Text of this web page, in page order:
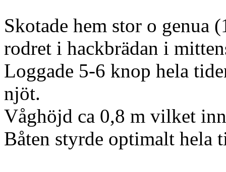
Skotade hem stor o genua
rodret i hackbrädan i
Loggade 5-6 knop hela
njöt.
Våghöjd ca 0,8 m vilket
Båten styrde optimalt hela